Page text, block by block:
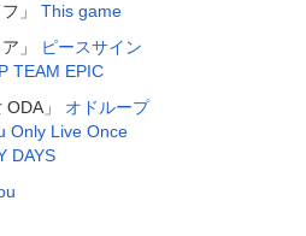
」 This game
」
ピースサイン
TEAM EPIC
ODA」 オドループ
Only Live Once
DAYS